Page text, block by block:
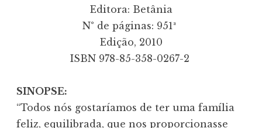
Editora: Betânia
N° de páginas: 951ª
Edição, 2010
ISBN 978-85-358-0267-2
SINOPSE:
“Todos nós gostaríamos de ter uma família
feliz, equilibrada, que nos proporcionasse